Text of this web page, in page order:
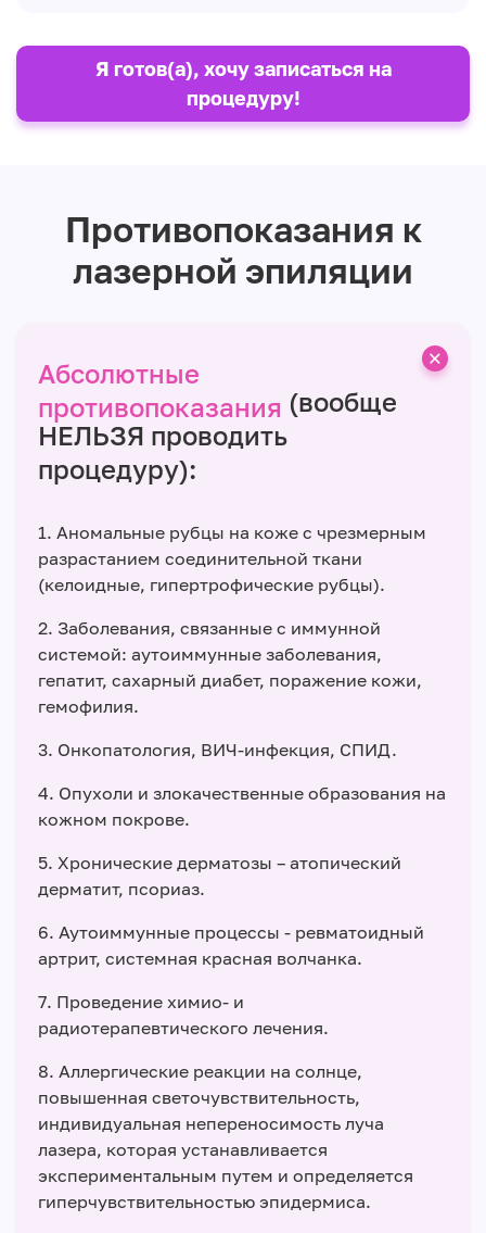
Я готов(а), хочу записаться на
процедуру!
Противопоказания к
лазерной эпиляции
Абсолютные
противопоказания (вообще
НЕЛЬЗЯ проводить
процедуру):
1. Аномальные рубцы на коже с чрезмерным
разрастанием соединительной ткани
(келоидные, гипертрофические рубцы).
2. Заболевания, связанные с иммунной
системой: аутоиммунные заболевания,
гепатит, сахарный диабет, поражение кожи,
гемофилия.
3. Онкопатология, ВИЧ-инфекция, СПИД.
4. Опухоли и злокачественные образования на
кожном покрове.
5. Хронические дерматозы – атопический
дерматит, псориаз.
6. Аутоиммунные процессы - ревматоидный
артрит, системная красная волчанка.
7. Проведение химио- и
радиотерапевтического лечения.
8. Аллергические реакции на солнце,
повышенная светочувствительность,
индивидуальная непереносимость луча
лазера, которая устанавливается
экспериментальным путем и определяется
гиперчувствительностью эпидермиса.